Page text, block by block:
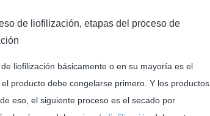
liofilización básicamente o en su mayoría es el
producto debe congelarse primero. Y los productos
eso, el siguiente proceso es el secado por